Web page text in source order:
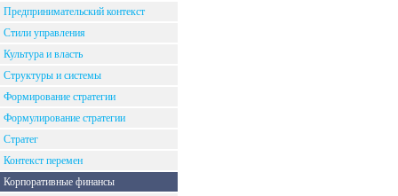
Предпринимательский контекст
Стили управления
Культура и власть
Структуры и системы
Формирование стратегии
Формулирование стратегии
Стратег
Контекст перемен
Корпоративные финансы